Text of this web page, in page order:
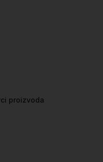
proizvoda